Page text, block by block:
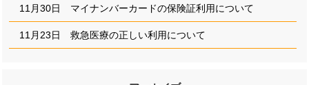
11月30日 マイナンバーカードの保険証利用について
11月23日 救急医療の正しい利用について